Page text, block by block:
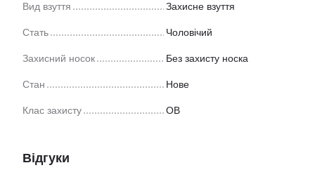
Вид взуття Захисне взуття
Стать Чоловічий
Захисний носок Без захисту носка
Стан Нове
Клас захисту OB
Відгуки